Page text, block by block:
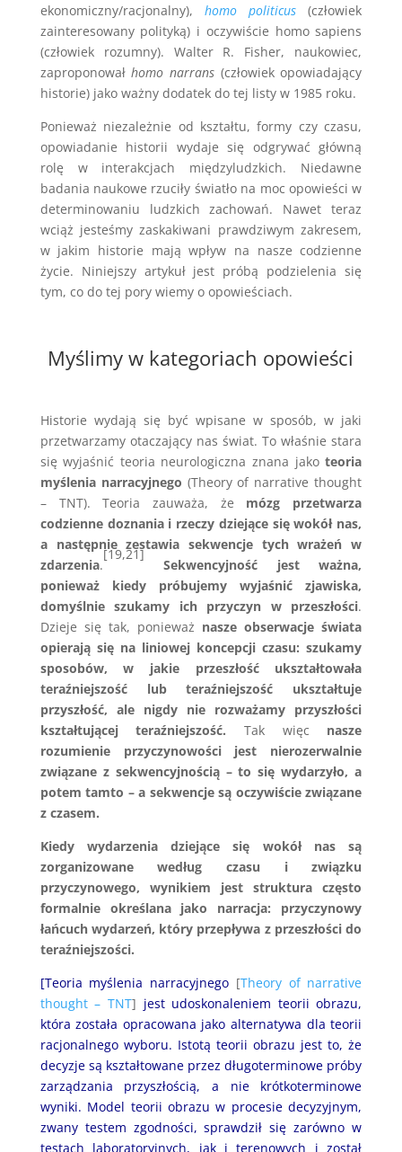
ekonomiczny/racjonalny), homo politicus (człowiek
zainteresowany polityką) i oczywiście homo sapiens
(człowiek rozumny). Walter R. Fisher, naukowiec,
zaproponowałhomo narrans (człowiek opowiadający
historie) jako ważny dodatek do tej listy w 1985 roku.
Ponieważ niezależnie od kształtu, formy czy czasu,
opowiadanie historii wydaje się odgrywać główną
rolę w interakcjach międzyludzkich. Niedawne
badania naukowe rzuciły światło na moc opowieści w
determinowaniu ludzkich zachowań. Nawet teraz
wciąż jesteśmy zaskakiwani prawdziwym zakresem,
w jakim historie mają wpływ na nasze codzienne
życie. Niniejszy artykuł jest próbą podzielenia się
tym, co do tej pory wiemy o opowieściach.
Myślimy w kategoriach opowieści
Historie wydają się być wpisane w sposób, w jaki
przetwarzamy otaczający nas świat. To właśnie stara
się wyjaśnić teoria neurologiczna znana jakoteoria
myślenia narracyjnego (Theory of narrative thought
– TNT). Teoria zauważa, że mózg przetwarza
codzienne doznania i rzeczy dziejące się wokół nas,
a następnie zestawia sekwencje tych wrażeń w
zdarzenia.
[19,21]
Sekwencyjność jest ważna,
ponieważ kiedy próbujemy wyjaśnić zjawiska,
domyślnie szukamy ich przyczyn w przeszłości.
Dzieje się tak, ponieważ nasze obserwacje świata
opierają się na liniowej koncepcji czasu: szukamy
sposobów, w jakie przeszłość ukształtowała
teraźniejszość lub teraźniejszość ukształtuje
przyszłość, ale nigdy nie rozważamy przyszłości
kształtującej teraźniejszość. Tak więc nasze
rozumienie przyczynowości jest nierozerwalnie
związane z sekwencyjnością – to się wydarzyło, a
potem tamto – a sekwencje są oczywiście związane
z czasem.
Kiedy wydarzenia dziejące się wokół nas są
zorganizowane według czasu i związku
przyczynowego, wynikiem jest struktura często
formalnie określana jako narracja: przyczynowy
łańcuch wydarzeń, który przepływa z przeszłości do
teraźniejszości.
[Teoria myślenia narracyjnego [Theory of narrative
thought – TNT] jest udoskonaleniem teorii obrazu,
która została opracowana jako alternatywa dla teorii
racjonalnego wyboru. Istotą teorii obrazu jest to, że
decyzje są kształtowane przez długoterminowe próby
zarządzania przyszłością, a nie krótkoterminowe
wyniki. Model teorii obrazu w procesie decyzyjnym,
zwany testem zgodności, sprawdził się zarówno w
testach laboratoryjnych, jak i terenowych i został